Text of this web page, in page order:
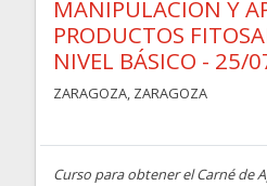
MANIPULACIÓN Y
PRODUCTOS
NIVEL BÁSICO - 25/
ZARAGOZA, ZARAGOZA
Curso para obtener el Carné de